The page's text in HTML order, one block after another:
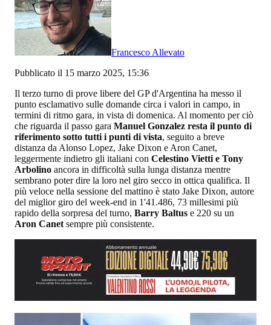
Francesco Allevato
Pubblicato il 15 marzo 2025, 15:36
Il terzo turno di prove libere del GP d'Argentina ha messo il
punto esclamativo sulle domande circa i valori in campo, in
termini di ritmo gara, in vista di domenica. Al momento per ciò
che riguarda il passo gara Manuel Gonzalez resta il punto di
riferimento sotto tutti i punti di vista, seguito a breve
distanza da Alonso Lopez, Jake Dixon e Aron Canet,
leggermente indietro gli italiani con Celestino Vietti e Tony
Arbolino ancora in difficoltà sulla lunga distanza mentre
sembrano poter dire la loro nel giro secco in ottica qualifica. Il
più veloce nella sessione del mattino è stato Jake Dixon, autore
del miglior giro del week-end in 1'41.486, 73 millesimi più
rapido della sorpresa del turno, Barry Baltus e 220 su un
Aron Canet sempre più consistente.